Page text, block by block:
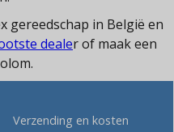
gereedschap in België en
dealer of maak een
Verzending en kosten